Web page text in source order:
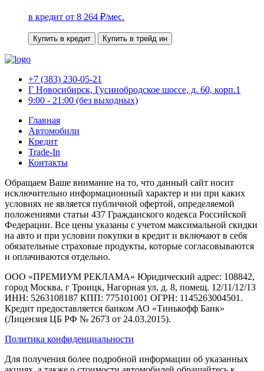
в кредит от 8 264 ₽/мес.
Купить в кредит Купить в трейд ин
+7 (383) 230-05-21
Г Новосибирск, Гусинобродское шоссе, д. 60, корп.1
9:00 - 21:00 (без выходных)
Главная
Автомобили
Кредит
Trade-In
Контакты
Обращаем Ваше внимание на то, что данный сайт носит
исключительно информационный характер и ни при каких
условиях не является публичной офертой, определяемой
положениями статьи 437 Гражданского кодекса Российской
Федерации. Все цены указаны с учетом максимальной скидки
на авто и при условии покупки в кредит и включают в себя
обязательные страховые продукты, которые согласовываются
и оплачиваются отдельно.
ООО «ПРЕМИУМ РЕКЛАМА» Юридический адрес: 108842,
город Москва, г Троицк, Нагорная ул, д. 8, помещ. 12/11/12/13
ИНН: 5263108187 КПП: 775101001 ОГРН: 1145263004501.
Кредит предоставляется банком АО «Тинькофф Банк»
(Лицензия ЦБ РФ № 2673 от 24.03.2015).
Политика конфиденциальности
Для получения более подробной информации об указанных